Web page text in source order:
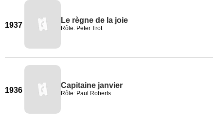
1937
Le règne de la joie
Rôle: Peter Trot
1936
Capitaine janvier
Rôle: Paul Roberts